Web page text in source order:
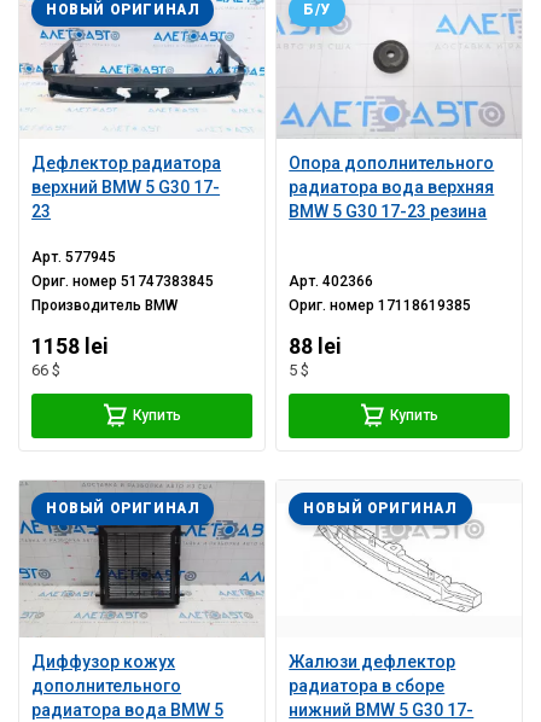
Дефлектор радиатора
верхний BMW 5 G30 17-
23
НОВЫЙ ОРИГИНАЛ
Арт.577945
Ориг. номер51747383845
Производитель BMW
1158 lei
66 $
Купить
Опора дополнительного
радиатора вода верхняя
BMW 5 G30 17-23 резина
Б/У
Арт.402366
Ориг. номер17118619385
88 lei
5 $
Купить
Диффузор кожух
дополнительного
радиатора вода BMW 5
НОВЫЙ ОРИГИНАЛ
Жалюзи дефлектор
радиатора в сборе
нижний BMW 5 G30 17-
НОВЫЙ ОРИГИНАЛ